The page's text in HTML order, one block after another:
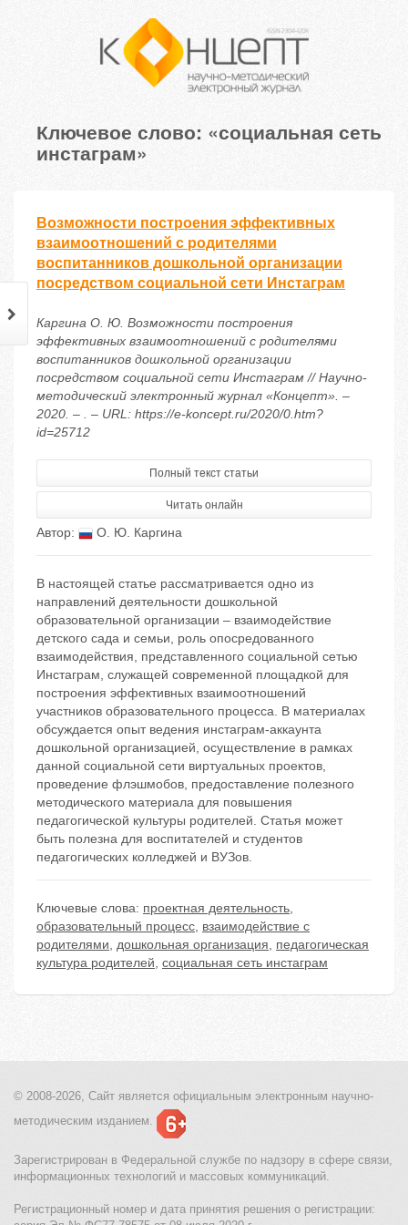
Ключевое слово: «социальная сеть
инстаграм»
Возможности построения эффективных
взаимоотношений с родителями
воспитанников дошкольной организации
посредством социальной сети Инстаграм
Каргина О. Ю. Возможности построения
эффективных взаимоотношений с родителями
воспитанников дошкольной организации
посредством социальной сети Инстаграм // Научно-
методический электронный журнал «Концепт». –
2020. – . – URL: https://e-koncept.ru/2020/0.htm?
id=25712
Полный текст статьи
Читать онлайн
Автор: О. Ю. Каргина
В настоящей статье рассматривается одно из
направлений деятельности дошкольной
образовательной организации – взаимодействие
детского сада и семьи, роль опосредованного
взаимодействия, представленного социальной сетью
Инстаграм, служащей современной площадкой для
построения эффективных взаимоотношений
участников образовательного процесса. В материалах
обсуждается опыт ведения инстаграм-аккаунта
дошкольной организацией, осуществление в рамках
данной социальной сети виртуальных проектов,
проведение флэшмобов, предоставление полезного
методического материала для повышения
педагогической культуры родителей. Статья может
быть полезна для воспитателей и студентов
педагогических колледжей и ВУЗов.
Ключевые слова: проектная деятельность,
образовательный процесс, взаимодействие с
родителями, дошкольная организация, педагогическая
культура родителей, социальная сеть инстаграм
© 2008-2026, Сайт является официальным электронным научно-
методическим изданием.
Зарегистрирован в Федеральной службе по надзору в сфере связи,
информационных технологий и массовых коммуникаций.
Регистрационный номер и дата принятия решения о регистрации: